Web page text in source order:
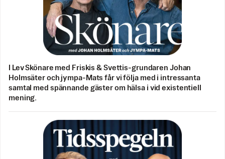
I Lev Skönare med Friskis & Svettis-grundaren Johan
Holmsäter och jympa-Mats får vi följa med i intressanta
samtal med spännande gäster om hälsa i vid existentiell
mening.